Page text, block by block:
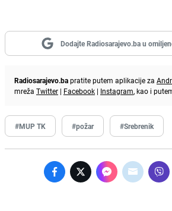
Dodajte Radiosarajevo.ba u
Radiosarajevo.bapratite putem aplikacije za
mreža Twitter | Facebook | Instagram, kao i
#MUP TK #požar #Srebrenik